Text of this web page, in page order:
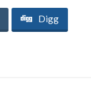
Digg